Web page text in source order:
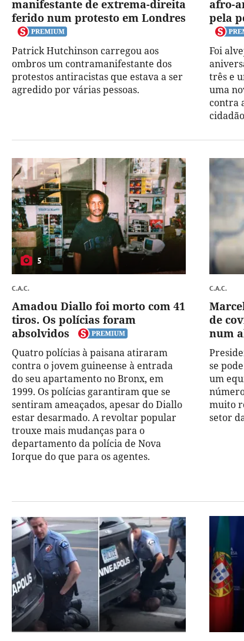
manifestante de extrema-direita
ferido num protesto em Londres
Patrick Hutchinson carregou aos
ombros um contramanifestante dos
protestos antiracistas que estava a ser
agredido por várias pessoas.
afro-
pela
Foi
três e
uma
contra
5
C.A.C.
Amadou Diallo foi morto com 41
tiros. Os polícias foram
absolvidos
Quatro polícias à paisana atiraram
contra o jovem guineense à entrada
do seu apartamento no Bronx, em
1999. Os polícias garantiram que se
sentiram ameaçados, apesar do Diallo
estar desarmado. A revoltar popular
trouxe mais mudanças para o
departamento da polícia de Nova
Iorque do que para os agentes.
C.A.C.
de
num
se
um
muito
setor